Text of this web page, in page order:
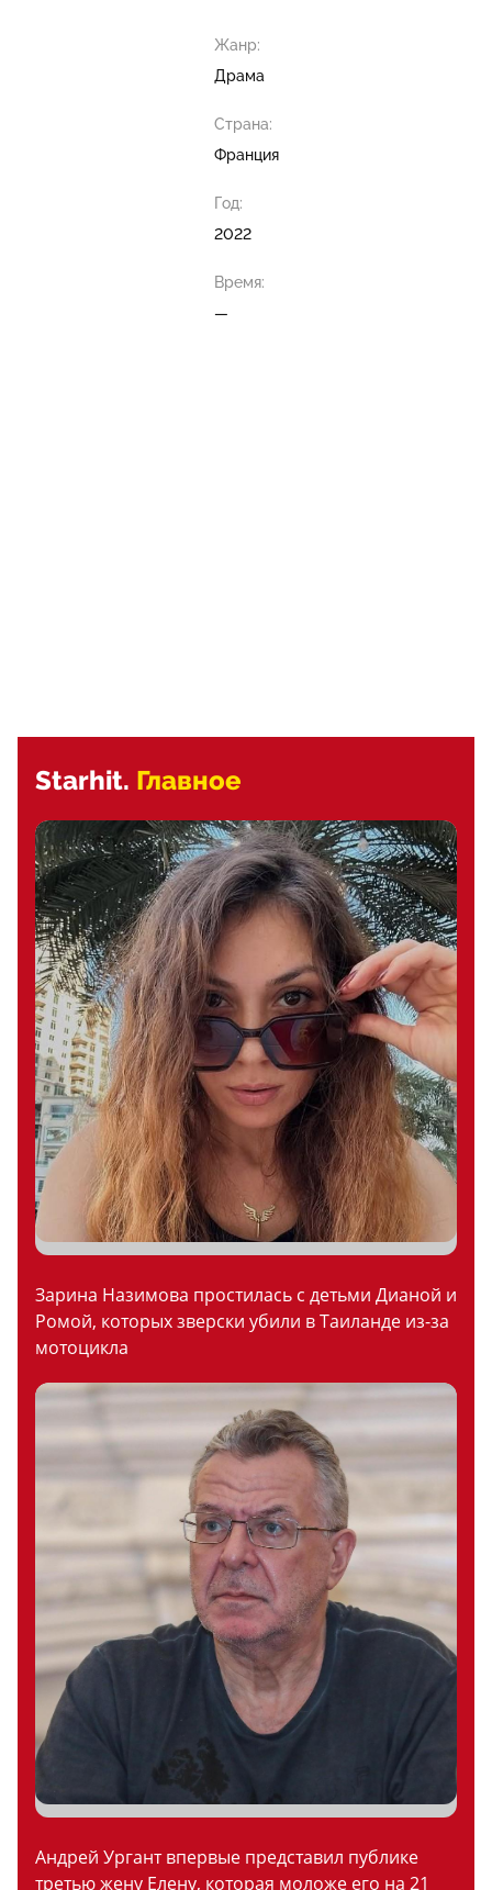
Жанр:
Драма
Страна:
Франция
Год:
2022
Время:
—
Starhit. Главное
Зарина Назимова простилась с детьми Дианой и
Ромой, которых зверски убили в Таиланде из-за
мотоцикла
Андрей Ургант впервые представил публике
третью жену Елену, которая моложе его на 21